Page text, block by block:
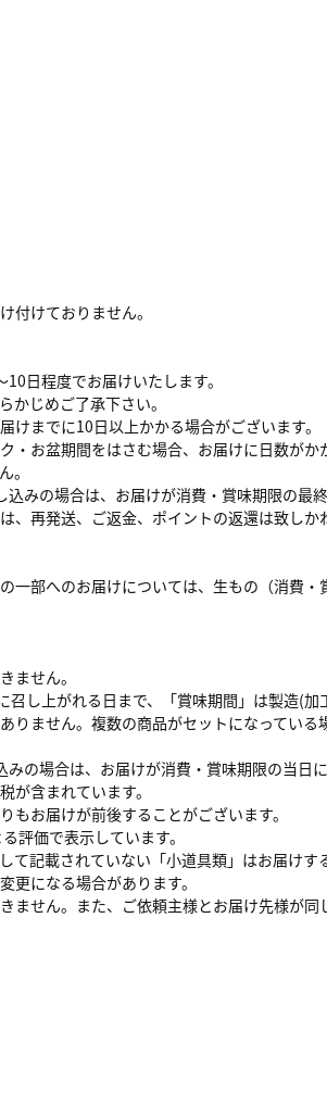
けておりません。
日程度でお届けいたします。
かじめご了承下さい。
までに10日以上かかる場合がございます。
お盆期間をはさむ場合、お届けに日数が
。
みの場合は、お届けが消費・賞味期限の最
再発送、ご返金、ポイントの返還は致しか
部へのお届けについては、生もの（消費
ません。
し上がれる日まで、「賞味期間」は製造(
りません。複数の商品がセットになってい
の場合は、お届けが消費・賞味期限の当日
含まれています。
お届けが前後することがございます。
評価で表示しています。
記載されていない「小道具類」はお届けす
になる場合があります。
せん。また、ご依頼主様とお届け先様が